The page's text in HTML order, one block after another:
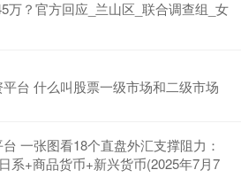
万？官方回应_兰山区_联合调查组_女
台 什么叫股票一级市场和二级市场
一张图看18个直盘外汇支撑阻力：
系+商品货币+新兴货币(2025年7月7